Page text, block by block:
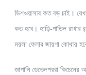
ডিশওয়াসার কত বড় চাই।
কত হবে। হাড়ি-পাতিল রাখার
ময়লা ফেলার জায়গা কোথায়
জাপানি ডেভেলপররা